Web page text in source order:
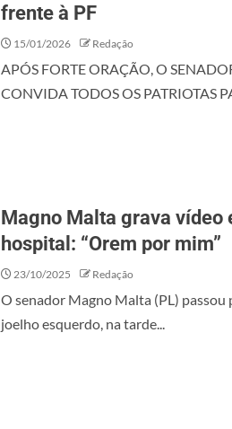
frente à PF
15/01/2026 Redação
APÓS FORTE ORAÇÃO, O
CONVIDA TODOS OS PATRIOTAS
Magno Malta grava vídeo
hospital: “Orem por mim”
23/10/2025 Redação
O senador Magno Malta (PL) passou
joelho esquerdo, na tarde...